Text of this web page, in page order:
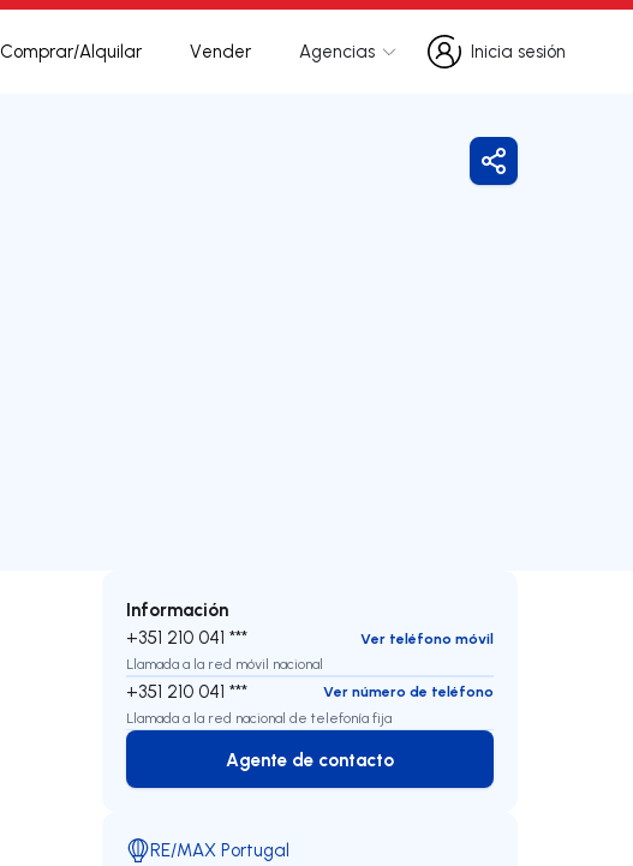
Comprar/Alquilar Vender Agencias
Inicia sesión
Inicia sesión
Compartir
Información
+351 210 041 ***
Ver teléfono móvil
Llamada a la red móvil nacional
+351 210 041 ***
Ver número de teléfono
Llamada a la red nacional de telefonía fija
Agente de contacto
Agente de contacto
RE/MAX Portugal